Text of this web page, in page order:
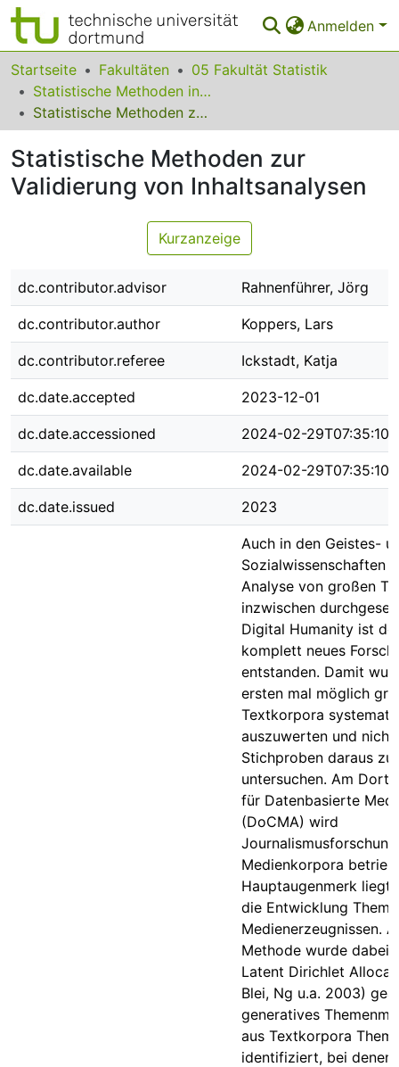
Anmelden
Bereiche & Sammlungen
Das gesamte Repositorium
FAQ
Zurück zur Startseite
Startseite Fakultäten
05 Fakultät Statistik
Statistische Methoden in der Genetik und Chemometrie
Statistische Methoden zur Validierung von Inhaltsanalysen
Statistische Methoden zur
Validierung von Inhaltsanalysen
Kurzanzeige
dc.contributor.advisor Rahnenführer, Jörg
dc.contributor.author Koppers, Lars
dc.contributor.referee Ickstadt, Katja
dc.date.accepted 2023-12-01
dc.date.accessioned 2024-02-29T07:35:10Z
dc.date.available 2024-02-29T07:35:10Z
dc.date.issued 2023
Auch in den Geistes-
Sozialwissenschaften
Analyse von großen
inzwischen
Digital Humanity ist
komplett neues
entstanden. Damit
ersten mal möglich
Textkorpora
auszuwerten und nicht
Stichproben daraus zu
untersuchen. Am
für Datenbasierte
(DoCMA) wird
Medienkorpora
Hauptaugenmerk liegt
die Entwicklung
Medienerzeugnissen.
Methode wurde dabei
Latent Dirichlet
Blei, Ng u.a. 2003)
generatives
aus Textkorpora
identifiziert, bei denen